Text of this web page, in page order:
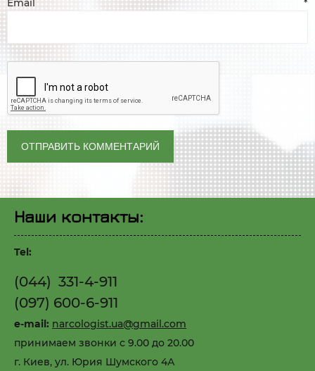
Email *
Наши контакты:
Tel:
(044) 331-4-911
(097) 600-6-911
e-mail: narcologist.ua@gmail.com
принимаем звонки с 9.00 до 20.00
г. Киев, ул. Юрия Шумского 4А